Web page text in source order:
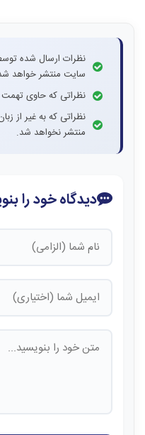
نظرات ارسال شده
سایت منتشر خواهد
نظراتی که حاوی تهمت
نظراتی که به غیر از
منتشر نخواهد شد.
دیدگاه خود را